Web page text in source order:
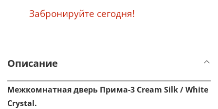
Забронируйте сегодня!
Описание
Межкомнатная дверь Прима-3 Cream Silk / White
Сrystal.